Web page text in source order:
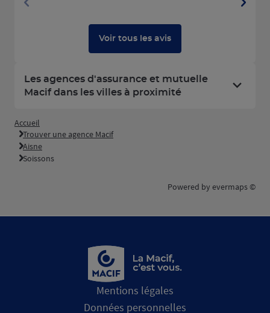
Voir tous les avis
Les agences d'assurance et mutuelle
Macif dans les villes à proximité
Accueil
Trouver une agence Macif
Aisne
Soissons
Powered by evermaps ©
Mentions légales
Données personnelles